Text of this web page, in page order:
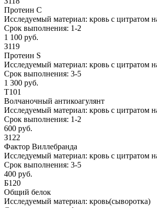
Протеин С
Исследуемый материал: кровь с цитратом
Срок выполнения: 1-2
1 100 руб.
З119
Протеин S
Исследуемый материал: кровь с цитратом
Срок выполнения: 3-5
1 300 руб.
Т101
Волчаночный антикоагулянт
Исследуемый материал: кровь с цитратом
Срок выполнения: 1-2
600 руб.
З122
Фактор Виллебранда
Исследуемый материал: кровь с цитратом
Срок выполнения: 3-5
400 руб.
Б120
Общий белок
Исследуемый материал: кровь(сыворотка)